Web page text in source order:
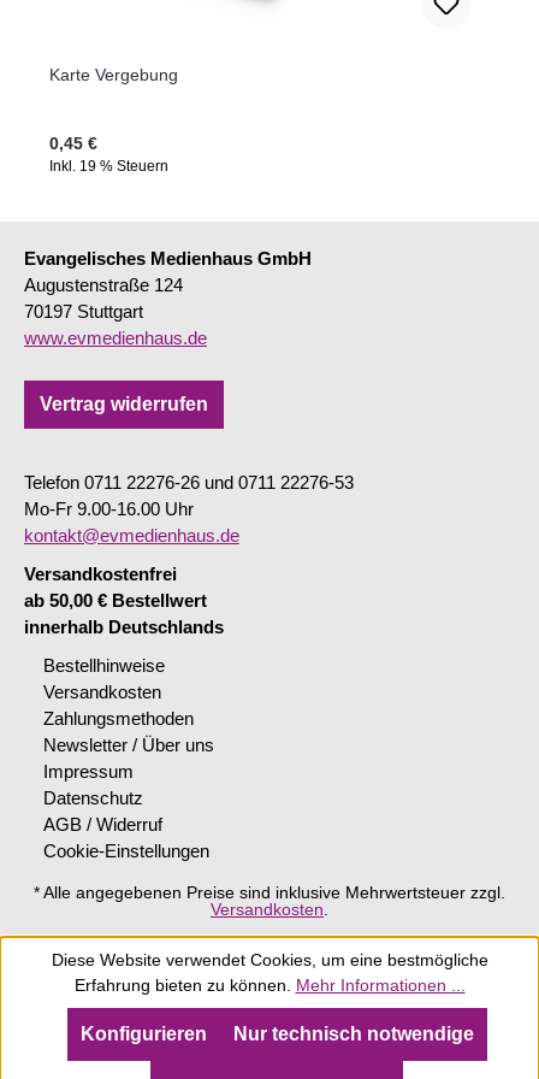
Karte Vergebung
Regulärer Preis:
0,45 €
Inkl. 19 % Steuern
Evangelisches Medienhaus GmbH
Augustenstraße 124
70197 Stuttgart
www.evmedienhaus.de
Vertrag widerrufen
Telefon 0711 22276-26 und 0711 22276-53
Mo-Fr 9.00-16.00 Uhr
kontakt@evmedienhaus.de
Versandkostenfrei
ab 50,00 € Bestellwert
innerhalb Deutschlands
Bestellhinweise
Versandkosten
Zahlungsmethoden
Newsletter / Über uns
Impressum
Datenschutz
AGB / Widerruf
Cookie-Einstellungen
* Alle angegebenen Preise sind inklusive Mehrwertsteuer zzgl.
Versandkosten.
Diese Website verwendet Cookies, um eine bestmögliche
Erfahrung bieten zu können. Mehr Informationen ...
Nur technisch notwendige
Konfigurieren